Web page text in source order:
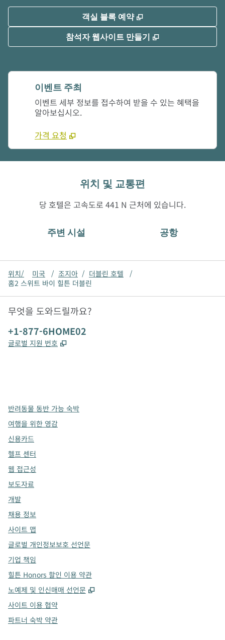
객실 블록 예약 ,
참석자 웹사이트 만들기 ,
이벤트 주최
이벤트 세부 정보를 접수하여 받을 수 있는 혜택을
알아보십시오.
가격 요청
위치 및 교통편
당 호텔은 고속도로 441 N 근처에 있습니다.
주변 시설 공항
위치/ 미국 / 조지아 / 더블린 호텔
/
홈2 스위트 바이 힐튼 더블린
무엇을 도와드릴까요?
전화:
+1-877-6HOME02
글로벌 지원 번호 ,
반려동물 동반 가능 숙박
여행을 위한 영감
신용카드
헬프 센터
웹 접근성
보도자료
개발
채용 정보
사이트 맵
글로벌 개인정보보호 선언문
기업 책임
힐튼 Honors 할인 이용 약관
노예제 및 인신매매 선언문
,
사이트 이용 협약
파트너 숙박 약관